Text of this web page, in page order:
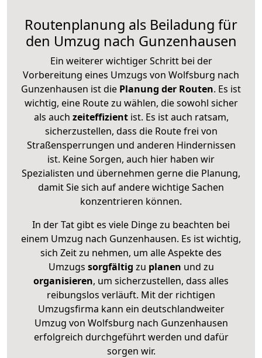
Routenplanung als Beiladung für
den Umzug nach Gunzenhausen
Ein weiterer wichtiger Schritt bei der
Vorbereitung eines Umzugs von Wolfsburg nach
Gunzenhausen ist die Planung der Routen. Es ist
wichtig, eine Route zu wählen, die sowohl sicher
als auch zeiteffizientist. Es ist auch ratsam,
sicherzustellen, dass die Route frei von
Straßensperrungen und anderen Hindernissen
ist. Keine Sorgen, auch hier haben wir
Spezialisten und übernehmen gerne die Planung,
damit Sie sich auf andere wichtige Sachen
konzentrieren können.
In der Tat gibt es viele Dinge zu beachten bei
einem Umzug nach Gunzenhausen. Es ist wichtig,
sich Zeit zu nehmen, um alle Aspekte des
Umzugs sorgfältig zu planen und zu
organisieren, um sicherzustellen, dass alles
reibungslos verläuft. Mit der richtigen
Umzugsfirma kann ein deutschlandweiter
Umzug von Wolfsburg nach Gunzenhausen
erfolgreich durchgeführt werden und dafür
sorgen wir.